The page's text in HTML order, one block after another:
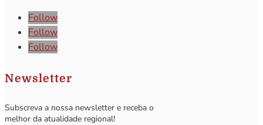
Follow
Follow
Follow
Newsletter
Subscreva a nossa newsletter e receba o
melhor da atualidade regional!